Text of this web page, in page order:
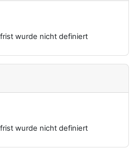
wurde nicht definiert
wurde nicht definiert